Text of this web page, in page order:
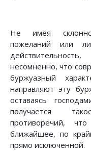
Не имея
пожеланий или
несомненно, что
буржуазный
направляют эту
оставаясь
получается
противоречий,
ближайшее, по
прямо исключенной.